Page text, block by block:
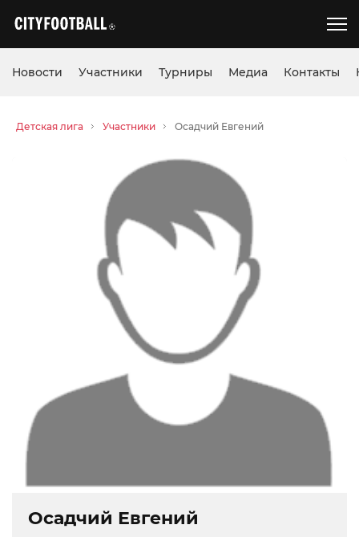
Новости Участники Турниры Медиа Контакты
Детская лига Участники Осадчий Евгений
Осадчий Евгений